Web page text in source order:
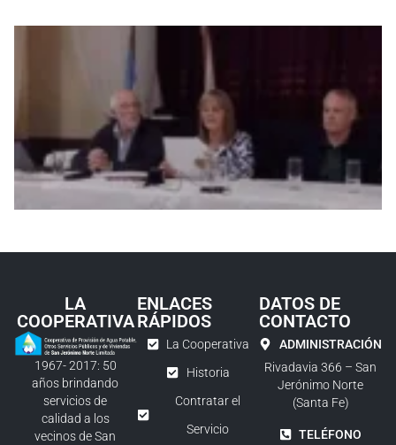
LA
COOPERATIVA
1967- 2017: 50
años brindando
servicios de
calidad a los
vecinos de San
ENLACES
RÁPIDOS
La Cooperativa
Historia
Contratar el
Servicio
DATOS DE
CONTACTO
ADMINISTRACIÓN
Rivadavia 366 – San
Jerónimo Norte
(Santa Fe)
TELÉFONO